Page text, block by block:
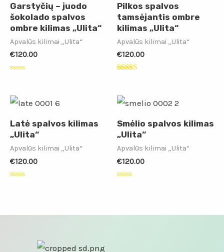
Garstyčių – juodo
šokolado spalvos
ombre kilimas „Ulita“
Apvalūs kilimai „Ulita“
€120.00
5
Pilkos spalvos
tamsėjantis ombre
kilimas „Ulita“
Apvalūs kilimai „Ulita“
€120.00
Latė spalvos kilimas
„Ulita“
Apvalūs kilimai „Ulita“
€120.00
Smėlio spalvos kilimas
„Ulita“
Apvalūs kilimai „Ulita“
€120.00